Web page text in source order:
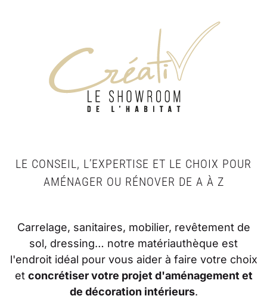
LE CONSEIL, L’EXPERTISE ET LE CHOIX POUR
AMÉNAGER OU RÉNOVER DE A À Z
Carrelage, sanitaires, mobilier, revêtement de
sol, dressing… notre matériauthèque est
l'endroit idéal pour vous aider à faire votre choix
et concrétiser votre projet d'aménagement et
de décoration intérieurs.